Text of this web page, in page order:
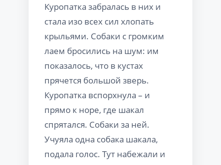
Куропатка забралась в них и
стала изо всех сил хлопать
крыльями. Собаки с громким
лаем бросились на шум: им
показалось, что в кустах
прячется большой зверь.
Куропатка вспорхнула – и
прямо к норе, где шакал
спрятался. Собаки за ней.
Учуяла одна собака шакала,
подала голос. Тут набежали и